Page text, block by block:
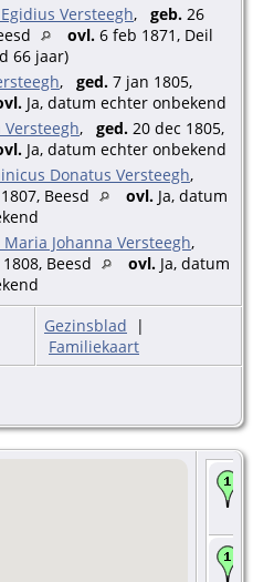
Versteegh, geb. 26
ovl. 6 feb 1871, Deil
66 jaar)
, ged. 7 jan 1805,
Ja, datum echter onbekend
, ged. 20 dec 1805,
Ja, datum echter onbekend
Donatus Versteegh,
Beesd ovl. Ja, datum
Johanna Versteegh,
Beesd ovl. Ja, datum
Gezinsblad |
Familiekaart